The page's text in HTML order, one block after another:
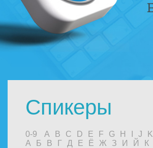
Спикеры
0-9 A B C D E F G H J K
А
Б В Г Д Е Ё Ж З И Й К